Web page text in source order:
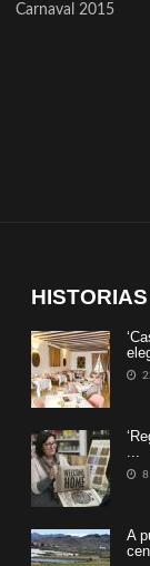
Carnaval 2015
...
8
A